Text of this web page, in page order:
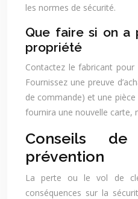
les normes de sécurité.
Que faire si on a
propriété
Contactez le fabricant
Fournissez une preuve
de commande) et une pièce
fournira une nouvelle carte,
Conseils
prévention
La perte ou le vol de
conséquences sur la